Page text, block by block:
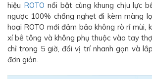
hiệu ROTO nổi bật cùng khung chịu lực
ngược 100% chống nghẹt đi kèm màng
hoại ROTO mới đảm bảo không rò rỉ mùi,
xí bê tông và không phụ thuộc vào tay
chỉ trong 5 giờ, đổi vị trí nhanh gọn và
đơn giản.